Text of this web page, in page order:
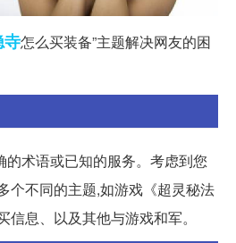
寺怎么买装备”主题解决网友的困
术语或已知的服务。考虑到您
个不同的主题,如游戏《超灵秘法
息、以及其他与游戏和军。